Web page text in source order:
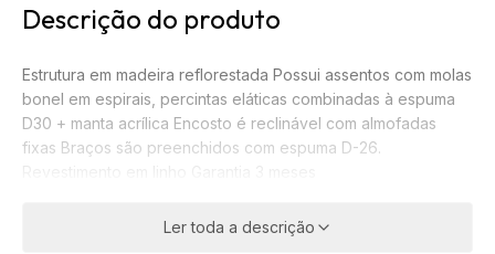
Descrição do produto
Estrutura em madeira reflorestada Possui assentos com molas
bonel em espirais, percintas eláticas combinadas à espuma
D30 + manta acrílica Encosto é reclinável com almofadas
fixas Braços são preenchidos com espuma D-26.
Ler toda a descrição